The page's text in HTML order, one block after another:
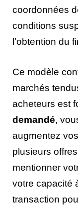
coordonnées
conditions
l’obtention du
Ce modèle
marchés
acheteurs est
demandé,
augmentez
plusieurs
mentionner
votre capacité
transaction